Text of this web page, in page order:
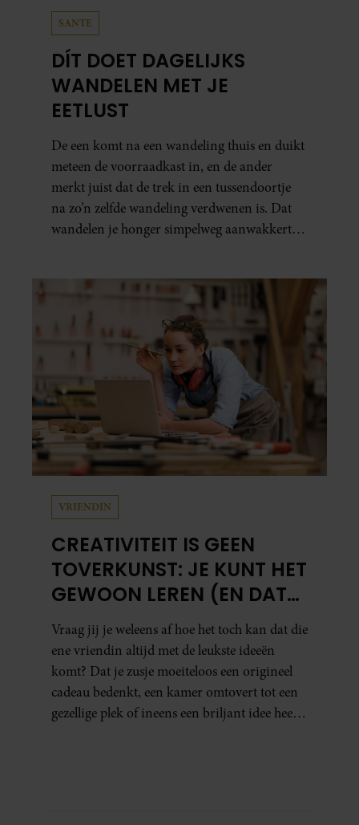
SANTE
DÍT DOET DAGELIJKS
WANDELEN MET JE
EETLUST
De een komt na een wandeling thuis en duikt
meteen de voorraadkast in, en de ander
merkt juist dat de trek in een tussendoortje
na zo’n zelfde wandeling verdwenen is. Dat
wandelen je honger simpelweg aanwakkert,
VRIENDIN
CREATIVITEIT IS GEEN
TOVERKUNST: JE KUNT HET
GEWOON LEREN (EN DAT
DOE JE ZO)
Vraag jij je weleens af hoe het toch kan dat die
ene vriendin altijd met de leukste ideeën
komt? Dat je zusje moeiteloos een origineel
cadeau bedenkt, een kamer omtovert tot een
gezellige plek of ineens een briljant idee heeft